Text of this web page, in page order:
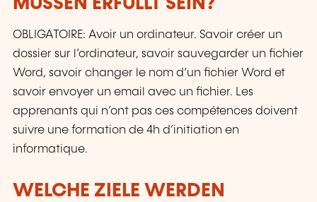
OBLIGATOIRE: Avoir un ordinateur. Savoir créer un
dossier sur l’ordinateur, savoir sauvegarder un fichier
Word, savoir changer le nom d’un fichier Word et
savoir envoyer un email avec un fichier. Les
apprenants qui n’ont pas ces compétences doivent
suivre une formation de 4h d’initiation en
informatique.
WELCHE ZIELE WERDEN